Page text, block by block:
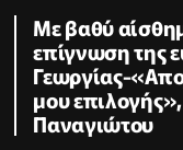
Με βαθύ
επίγνωση της
Γεωργίας-
μου
Παναγιώτου